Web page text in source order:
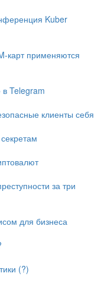
Kuber
карт применяются
Telegram
клиенты себя
за три
для бизнеса
(?)